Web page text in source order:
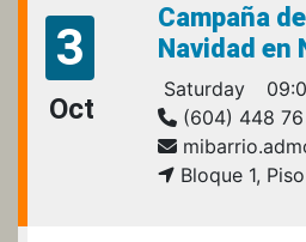
3
Oct
Campaña
Navidad en
Saturday
(604) 448
Bloque 1,